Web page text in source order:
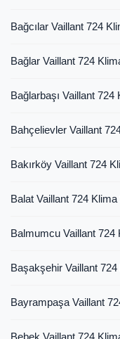
Bağcılar Vaillant 724
Bağlar Vaillant 724
Bağlarbaşı Vaillant
Bahçelievler Vaillant
Bakırköy Vaillant 724
Balat Vaillant 724
Balmumcu Vaillant 724
Başakşehir Vaillant
Bayrampaşa Vaillant
Bebek Vaillant 724